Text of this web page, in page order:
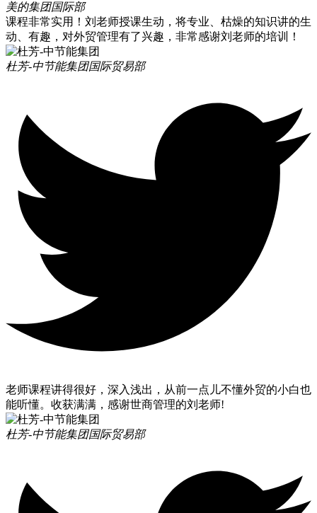
美的集团国际部
课程非常实用！刘老师授课生动，将专业、枯燥的知识讲的生
动、有趣，对外贸管理有了兴趣，非常感谢刘老师的培训！
杜芳-中节能集团国际贸易部
老师课程讲得很好，深入浅出，从前一点儿不懂外贸的小白也
能听懂。收获满满，感谢世商管理的刘老师!
杜芳-中节能集团国际贸易部